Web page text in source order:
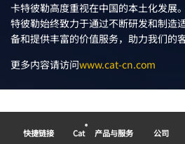
卡特彼勒高度重视在中国的本土化发展
特彼勒始终致力于通过不断研发和制造
备和提供丰富的价值服务，助力我们的
更多内容请访问www.cat-cn.com
快捷链接 Cat
®
产品与服务 公司